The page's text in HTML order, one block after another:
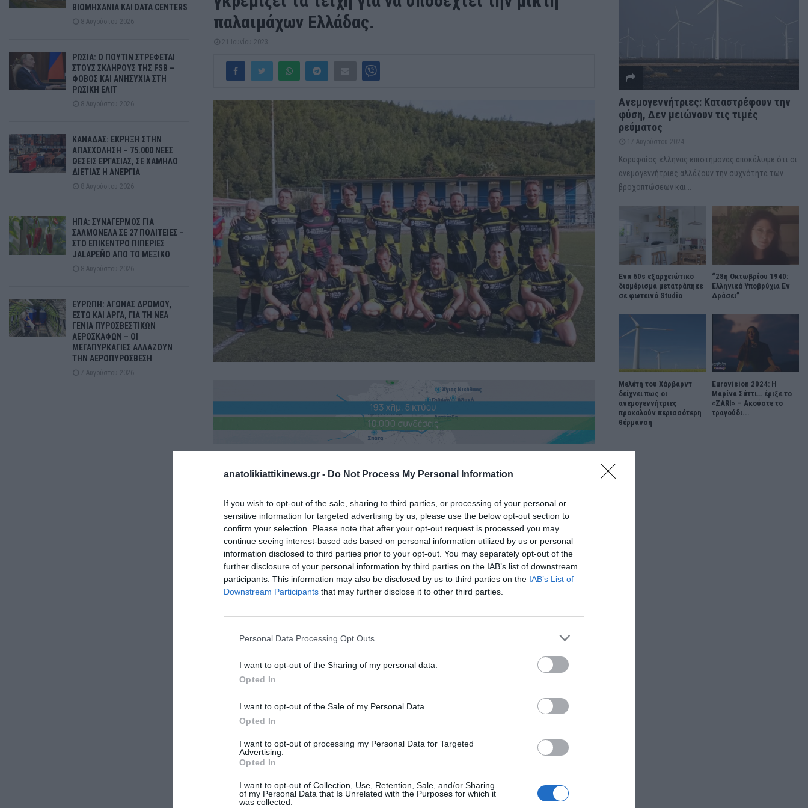
anatolikiattikinews.gr - Do Not Process My Personal Information
If you wish to opt-out of the sale, sharing to third parties, or processing of your personal or
sensitive information for targeted advertising by us, please use the below opt-out section to
confirm your selection. Please note that after your opt-out request is processed you may
continue seeing interest-based ads based on personal information utilized by us or personal
information disclosed to third parties prior to your opt-out. You may separately opt-out of the
further disclosure of your personal information by third parties on the IAB’s list of downstream
participants. This information may also be disclosed by us to third parties on the IAB’s List of
Downstream Participants that may further disclose it to other third parties.
Personal Data Processing Opt Outs
I want to opt-out of the Sharing of my personal data.
Opted In
I want to opt-out of the Sale of my Personal Data.
Opted In
I want to opt-out of processing my Personal Data for Targeted
Advertising.
Opted In
I want to opt-out of Collection, Use, Retention, Sale, and/or Sharing
of my Personal Data that Is Unrelated with the Purposes for which it
was collected.
παλαιμάχων Ελλάδας.
21 Ιουνίου 2023
ΒΙΟΜΗΧΑΝΙΑ ΚΑΙ DATA CENTERS
8 Αυγούστου 2026
ΡΩΣΙΑ: Ο ΠΟΥΤΙΝ ΣΤΡΕΦΕΤΑΙ
ΣΤΟΥΣ ΣΚΛΗΡΟΥΣ ΤΗΣ FSB –
ΦΟΒΟΣ ΚΑΙ ΑΝΗΣΥΧΙΑ ΣΤΗ
ΡΩΣΙΚΗ ΕΛΙΤ
8 Αυγούστου 2026
ΚΑΝΑΔΑΣ: ΕΚΡΗΞΗ ΣΤΗΝ
ΑΠΑΣΧΟΛΗΣΗ – 75.000 ΝΕΕΣ
ΘΕΣΕΙΣ ΕΡΓΑΣΙΑΣ, ΣΕ ΧΑΜΗΛΟ
ΔΙΕΤΙΑΣ Η ΑΝΕΡΓΙΑ
8 Αυγούστου 2026
ΗΠΑ: ΣΥΝΑΓΕΡΜΟΣ ΓΙΑ
ΣΑΛΜΟΝΕΛΑ ΣΕ 27 ΠΟΛΙΤΕΙΕΣ –
ΣΤΟ ΕΠΙΚΕΝΤΡΟ ΠΙΠΕΡΙΕΣ
JALAPEÑO ΑΠΟ ΤΟ ΜΕΞΙΚΟ
8 Αυγούστου 2026
ΕΥΡΩΠΗ: ΑΓΩΝΑΣ ΔΡΟΜΟΥ,
ΕΣΤΩ ΚΑΙ ΑΡΓΑ, ΓΙΑ ΤΗ ΝΕΑ
ΓΕΝΙΑ ΠΥΡΟΣΒΕΣΤΙΚΩΝ
ΑΕΡΟΣΚΑΦΩΝ – ΟΙ
ΜΕΓΑΠΥΡΚΑΓΙΕΣ ΑΛΛΑΖΟΥΝ
ΤΗΝ ΑΕΡΟΠΥΡΟΣΒΕΣΗ
7 Αυγούστου 2026
Ανεμογεννήτριες: Καταστρέφουν την
φύση, Δεν μειώνουν τις τιμές
ρεύματος
17 Αυγούστου 2024
Κορυφαίος έλληνας επιστήμονας αποκάλυψε ότι οι
ανεμογεννήτριες αλλάζουν την συχνότητα των
βροχοπτώσεων και...
Ένα 60s εξαρχειώτικο
διαμέρισμα μετατράπηκε
σε φωτεινό Studio
“28η Οκτωβρίου 1940:
Ελληνικά Υποβρύχια Εν
Δράσει”
Μελέτη του Χάρβαρντ
δείχνει πως οι
ανεμογεννήτριες
προκαλούν περισσότερη
θέρμανση
Eurovision 2024: Η
Μαρίνα Σάττι… έριξε το
«ZARI» – Ακούστε το
τραγούδι...